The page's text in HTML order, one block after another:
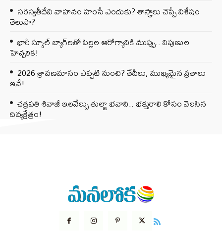
సరస్వతీదేవి వాహనం హంసే ఎందుకు? శాస్త్రాలు చెప్పే విశేషం
తెలుసా?
భారీ స్కూల్ బ్యాగ్‌లతో పిల్లల ఆరోగ్యానికి ముప్పు.. నిపుణుల
హెచ్చరిక!
2026 శ్రావణమాసం ఎప్పటి నుంచి? తేదీలు, ముఖ్యమైన వ్రతాలు
ఇవే!
ఛత్రపతి శివాజీ ఇలవేల్పు తుల్జా భవాని.. భక్తురాలి కోసం వెలసిన
దివ్యక్షేత్రం!